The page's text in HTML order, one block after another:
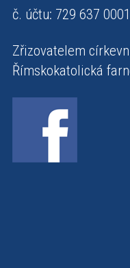
č. účtu: 729 637
Zřizovatelem
Římskokatolická